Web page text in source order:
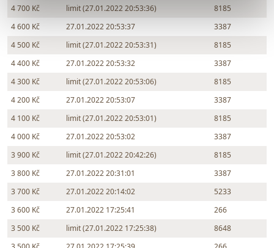
4 700 Kč
limit (27.01.2022 20:53:36)
8185
4 600 Kč
27.01.2022 20:53:37
3387
4 500 Kč
limit (27.01.2022 20:53:31)
8185
4 400 Kč
27.01.2022 20:53:32
3387
4 300 Kč
limit (27.01.2022 20:53:06)
8185
4 200 Kč
27.01.2022 20:53:07
3387
4 100 Kč
limit (27.01.2022 20:53:01)
8185
4 000 Kč
27.01.2022 20:53:02
3387
3 900 Kč
limit (27.01.2022 20:42:26)
8185
3 800 Kč
27.01.2022 20:31:01
3387
3 700 Kč
27.01.2022 20:14:02
5233
3 600 Kč
27.01.2022 17:25:41
266
3 500 Kč
limit (27.01.2022 17:25:38)
8648